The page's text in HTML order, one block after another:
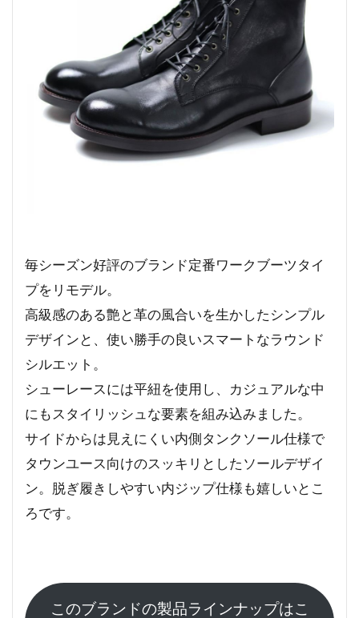
毎シーズン好評のブランド定番ワークブーツタイ
プをリモデル。
高級感のある艶と革の風合いを生かしたシンプル
デザインと、使い勝手の良いスマートなラウンド
シルエット。
シューレースには平紐を使用し、カジュアルな中
にもスタイリッシュな要素を組み込みました。
サイドからは見えにくい内側タンクソール仕様で
タウンユース向けのスッキリとしたソールデザイ
ン。脱ぎ履きしやすい内ジップ仕様も嬉しいとこ
ろです。
このブランドの製品ラインナップはこ